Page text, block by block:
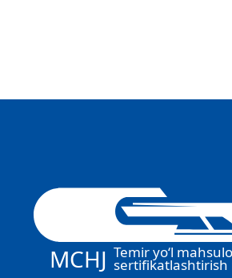
MCHJ Temir yo‘l
sertifikatlashtirish